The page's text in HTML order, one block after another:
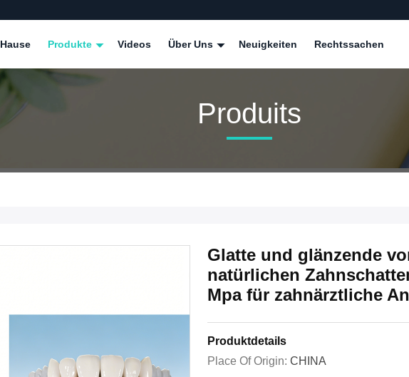
Produkte Videos Über Uns Neuigkeiten Rechtssachen
Produits
Glatte und glänzende
natürlichen
Mpa für zahnärztliche
Produktdetails
Place Of Origin: CHINA